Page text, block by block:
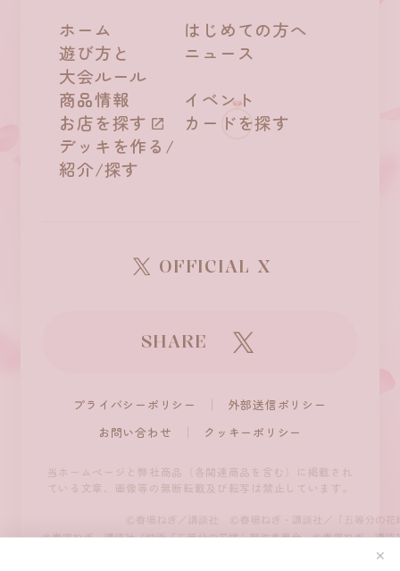
✕
ホーム
はじめての方へ
遊び方と
大会ルール
ニュース
商品情報
イベント
お店を探す
カードを探す
デッキを作る/
紹介/探す
OFFICIAL X
SHARE
プライバシーポリシー
外部送信ポリシー
お問い合わせ
クッキーポリシー
当ホームページと弊社商品（各関連商品を含む）に掲載され
ている文章、 画像等の無断転載及び転写は禁止しています。